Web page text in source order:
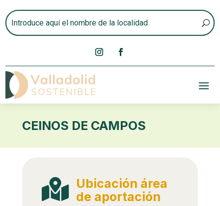
CEINOS DE CAMPOS
 Ubicación área
de aportación